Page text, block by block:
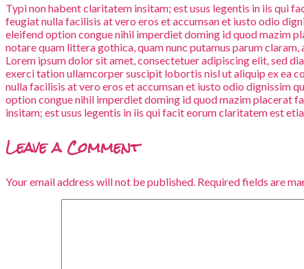
Typi non habent claritatem insitam; est usus legentis in iis qui
feugiat nulla facilisis at vero eros et accumsan et iusto odio
eleifend option congue nihil imperdiet doming id quod mazim
notare quam littera gothica, quam nunc putamus parum
Lorem ipsum dolor sit amet, consectetuer adipiscing elit, sed
exerci tation ullamcorper suscipit lobortis nisl ut aliquip ex ea
nulla facilisis at vero eros et accumsan et iusto odio dignissim
option congue nihil imperdiet doming id quod mazim placerat
insitam; est usus legentis in iis qui facit eorum claritatem est
Leave a Comment
Your email address will not be published. Required fields are